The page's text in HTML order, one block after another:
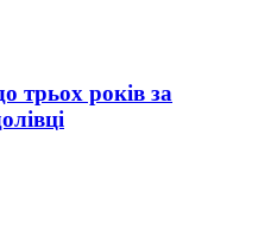
трьох років за